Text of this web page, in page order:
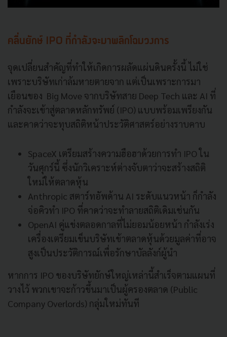
คลื่นยักษ์ IPO ที่กำลังจะมาพลิกโฉมวงการ
จุดเปลี่ยนสำคัญที่ทำให้เกิดการผลัดแผ่นดินครั้งนี้ ไม่ใช่
เพราะบริษัทเก่าล้มหายตายจาก แต่เป็นเพราะการมา
เยือนของ Big Move จากบริษัทสาย Deep Tech และ AI ที่
กำลังจะเข้าสู่ตลาดหลักทรัพย์ (IPO) แบบพร้อมเพรียงกัน
และคาดว่าจะทุบสถิติหน้าประวัติศาสตร์อย่างราบคาบ
SpaceX เตรียมสร้างความฮือฮาด้วยการทำ IPO ใน
วันศุกร์นี้ ซึ่งนักวิเคราะห์ต่างจับตาว่าจะสร้างสถิติ
ใหม่ให้ตลาดหุ้น
Anthropic สตาร์ทอัพด้าน AI ระดับแนวหน้า ก็กำลัง
จ่อคิวทำ IPO ที่คาดว่าจะทำลายสถิติเดิมเช่นกัน
OpenAI คู่แข่งตลอดกาลที่ไม่ยอมน้อยหน้า กำลังเร่ง
เครื่องเตรียมเข็นบริษัทเข้าตลาดหุ้นด้วยมูลค่าที่อาจ
สูงเป็นประวัติการณ์เพื่อรักษาบัลลังก์ผู้นำ
หากการ IPO ของบริษัทยักษ์ใหญ่เหล่านี้สำเร็จตามแผนที่
วางไว้ พวกเขาจะก้าวขึ้นมาเป็นผู้ครองตลาด (Public
Company Overlords) กลุ่มใหม่ทันที